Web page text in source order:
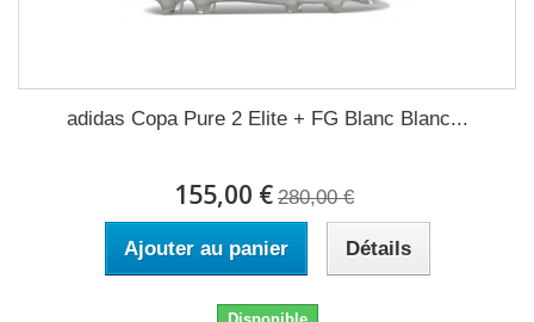
adidas Copa Pure 2 Elite + FG Blanc Blanc...
155,00 € 280,00 €
Ajouter au panier Détails